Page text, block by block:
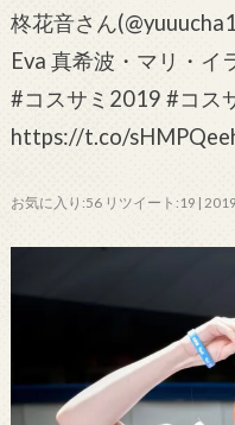
柊花音さん
Eva 真希波・マリ・イ
#コスサミ2019 #コス
https://t.co/
お気に入り:56 リツイート:19 |